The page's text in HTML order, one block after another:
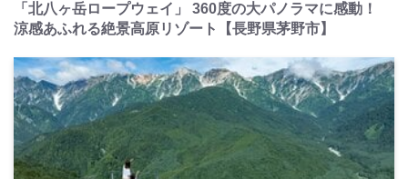
「北八ヶ岳ロープウェイ」 360度の大パノラマに感動！
涼感あふれる絶景高原リゾート【長野県茅野市】